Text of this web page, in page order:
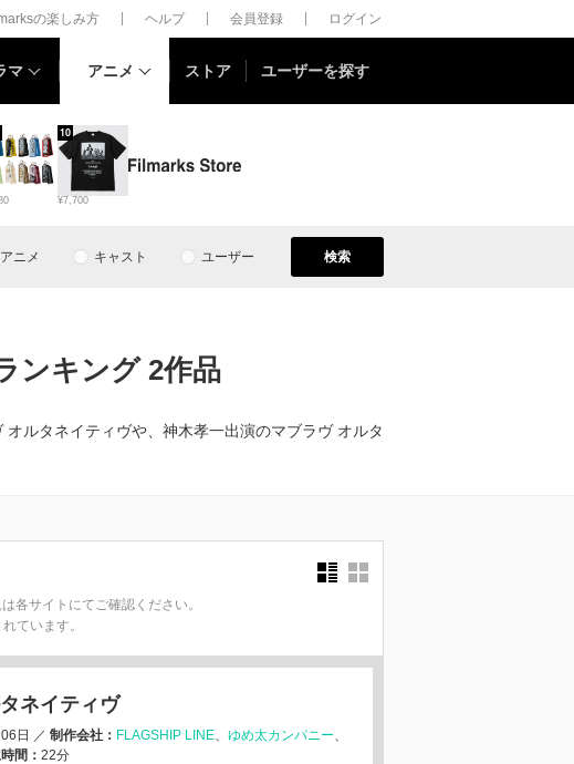
の楽しみ方 ヘルプ 会員登録 ログイン
マ アニメ ストア ユーザーを探す
¥7,700
10
アニメ キャスト ユーザー 検索
ンキング 2作品
ルタネイティヴや、神木孝一出演のマブラヴ オルタ
各サイトにてご確認ください。
ています。
ネイティヴ
日 ／ 制作会社： FLAGSHIP LINE
ゆめ太カンパニー
間： 22分